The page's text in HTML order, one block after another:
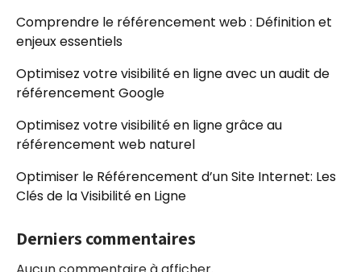
Comprendre le référencement web : Définition et
enjeux essentiels
Optimisez votre visibilité en ligne avec un audit de
référencement Google
Optimisez votre visibilité en ligne grâce au
référencement web naturel
Optimiser le Référencement d’un Site Internet: Les
Clés de la Visibilité en Ligne
Derniers commentaires